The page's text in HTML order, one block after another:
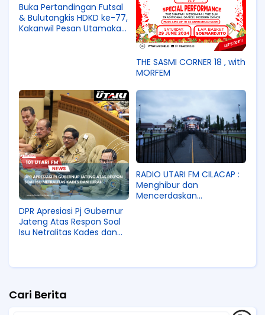
Buka Pertandingan Futsal
& Bulutangkis HDKD ke-77,
Kakanwil Pesan Utamakan
THE SASMI CORNER 18 , with
MORFEM
DPR Apresiasi Pj Gubernur
Jateng Atas Respon Soal
Isu Netralitas Kades dan
RADIO UTARI FM CILACAP :
Menghibur dan
Mencerdaskan
Cari Berita